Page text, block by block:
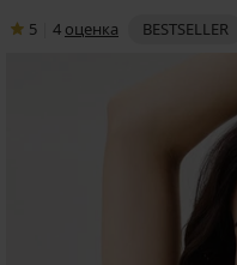
5 4 oценка BESTSELLER